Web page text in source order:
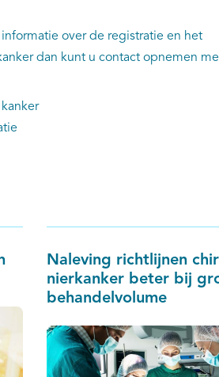
over de registratie en het
dan kunt u contact opnemen
Naleving richtlijnen
nierkanker beter bij
behandelvolume